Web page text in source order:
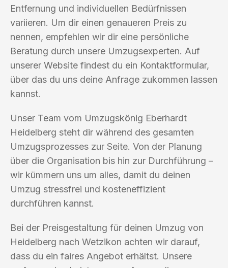
Entfernung und individuellen Bedürfnissen
variieren. Um dir einen genaueren Preis zu
nennen, empfehlen wir dir eine persönliche
Beratung durch unsere Umzugsexperten. Auf
unserer Website findest du ein Kontaktformular,
über das du uns deine Anfrage zukommen lassen
kannst.
Unser Team vom Umzugskönig Eberhardt
Heidelberg steht dir während des gesamten
Umzugsprozesses zur Seite. Von der Planung
über die Organisation bis hin zur Durchführung –
wir kümmern uns um alles, damit du deinen
Umzug stressfrei und kosteneffizient
durchführen kannst.
Bei der Preisgestaltung für deinen Umzug von
Heidelberg nach Wetzikon achten wir darauf,
dass du ein faires Angebot erhältst. Unsere